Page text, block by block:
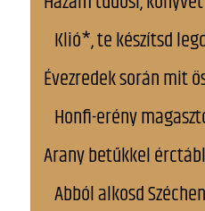
Klió*, te készítsd
Évezredek során mit
Honfi-erény
Arany betűkkel
Abból alkosd